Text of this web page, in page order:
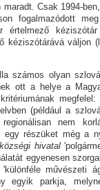
Csak 1994-
fogalmazódott
értelmező kéziszótár
kéziszó­tárává váljon
olyan
ott a helye a
(például a
nem
egy részüket még a
községi hivatal
egyenesen
'különféle művészeti
egyik parkja,